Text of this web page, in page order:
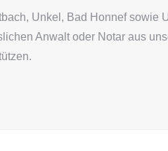
Unkel, Bad Honnef sowie
Anwalt oder Notar aus